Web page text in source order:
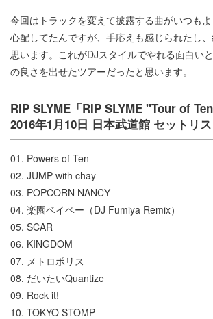
今回はトラックを変えて披露する曲がいつも
心配してたんですが、手応えも感じられたし
思います。これがDJスタイルでやれる面白い
の良さを出せたツアーだったと思います。
RIP SLYME「RIP SLYME "Tour of
2016年1月10日 日本武道館 セットリス
01. Powers of Ten
02. JUMP with chay
03. POPCORN NANCY
04. 楽園ベイベー（DJ Fumiya Remix）
05. SCAR
06. KINGDOM
07. メトロポリス
08. だいたいQuantize
09. Rock it!
10. TOKYO STOMP